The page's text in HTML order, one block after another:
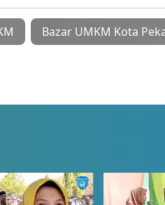
Bazar UMKM Kota